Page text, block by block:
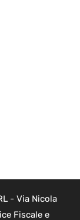
- Via Nicola
Fiscale e